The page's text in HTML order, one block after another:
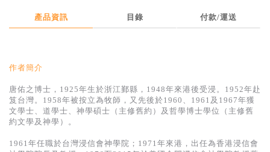
得獎作品推介
中文二手書
英文二手書
精選英文書
產品資訊 目錄 付款/運送
作者簡介
唐佑之博士，1925年生於浙江鄞縣，1948年來港後受浸。1952年赴
笈台灣。1958年被按立為牧師，又先後於1960、1961及1967年獲
文學士、道學士、神學碩士（主修舊約）及哲學博士學位（主修舊
約文學及神學）。
1961年任職於台灣浸信會神學院；1971年來港，出任為香港浸信會